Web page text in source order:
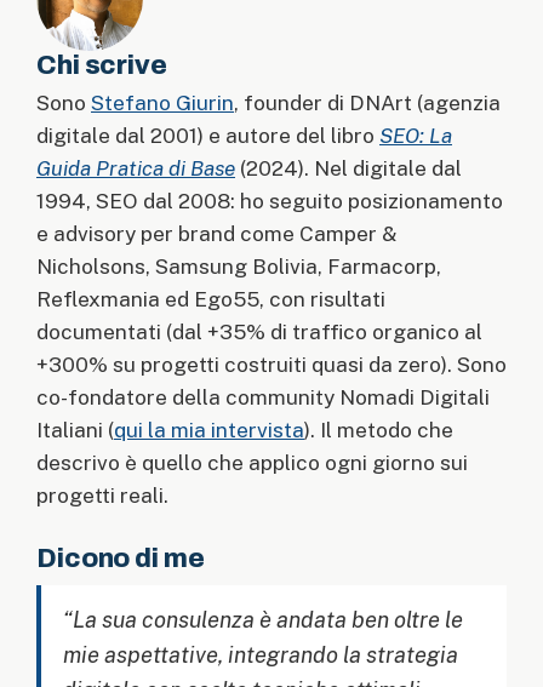
Chi scrive
Sono Stefano Giurin, founder di DNArt (agenzia
digitale dal 2001) e autore del libro SEO: La
Guida Pratica di Base (2024). Nel digitale dal
1994, SEO dal 2008: ho seguito posizionamento
e advisory per brand come Camper &
Nicholsons, Samsung Bolivia, Farmacorp,
Reflexmania ed Ego55, con risultati
documentati (dal +35% di traffico organico al
+300% su progetti costruiti quasi da zero). Sono
co-fondatore della community Nomadi Digitali
Italiani (qui la mia intervista). Il metodo che
descrivo è quello che applico ogni giorno sui
progetti reali.
Dicono di me
“La sua consulenza è andata ben oltre le
mie aspettative, integrando la strategia